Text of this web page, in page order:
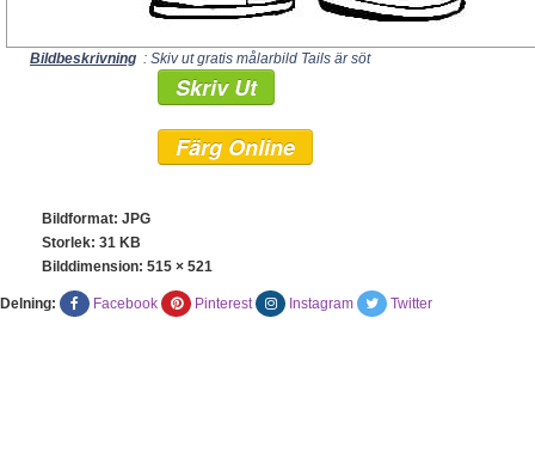
Bildbeskrivning : Skiv ut gratis målarbild Tails är söt
Skriv Ut
Färg Online
Bildformat: JPG
Storlek: 31 KB
Bilddimension: 515 × 521
Delning: Facebook Pinterest Instagram Twitter